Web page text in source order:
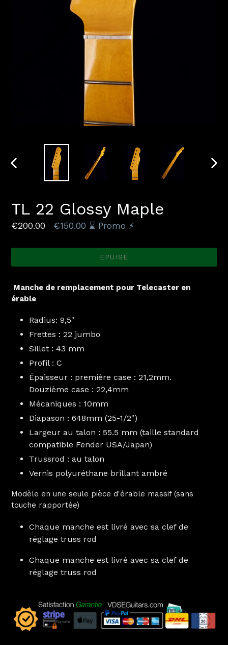
DIAPOSITIVE
PRÉCÉDENTE
TL 22 Glossy Maple
Prix
€200.00 €150.00 ⌛️ Promo ⚡️
EPUISÉ
Manche de remplacement pour Telecaster en
érable
Radius: 9,5"
Frettes : 22 jumbo
Sillet : 43 mm
Profil : C
Épaisseur : première case : 21,2mm.
Douzième case : 22,4mm
Mécaniques : 10mm
Diapason : 648mm (25-1/2")
Largeur au talon : 55.5 mm (taille standard
compatible Fender USA/Japan)
Trussrod : au talon
Vernis polyuréthane brillant ambré
Modèle en une seule pièce d'érable massif (sans
touche rapportée)
Chaque manche est livré avec sa clef de
réglage truss rod
Chaque manche est livré avec sa clef de
réglage truss rod